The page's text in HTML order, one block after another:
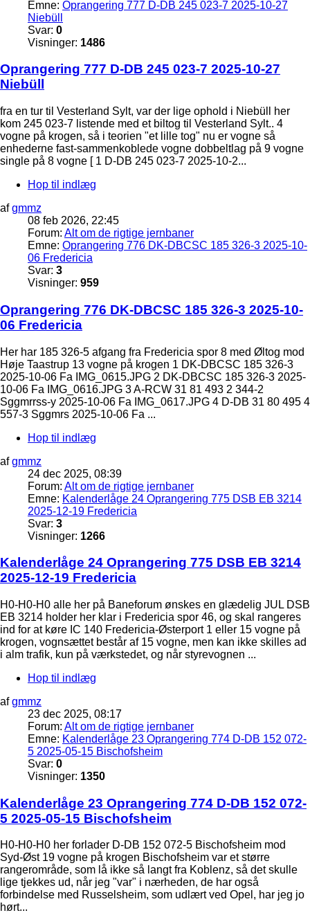
Emne: Oprangering 777 D-DB 245 023-7 2025-10-27
Niebüll
Svar: 0
Visninger: 1486
Oprangering 777 D-DB 245 023-7 2025-10-27
Niebüll
fra en tur til Vesterland Sylt, var der lige ophold i Niebüll her
kom 245 023-7 listende med et biltog til Vesterland Sylt.. 4
vogne på krogen, så i teorien "et lille tog" nu er vogne så
enhederne fast-sammenkoblede vogne dobbeltlag på 9 vogne
single på 8 vogne [ 1 D-DB 245 023-7 2025-10-2...
Hop til indlæg
afgmmz
08 feb 2026, 22:45
Forum: Alt om de rigtige jernbaner
Emne: Oprangering 776 DK-DBCSC 185 326-3 2025-10-
06 Fredericia
Svar: 3
Visninger: 959
Oprangering 776 DK-DBCSC 185 326-3 2025-10-
06 Fredericia
Her har 185 326-5 afgang fra Fredericia spor 8 med Øltog mod
Høje Taastrup 13 vogne på krogen 1 DK-DBCSC 185 326-3
2025-10-06 Fa IMG_0615.JPG 2 DK-DBCSC 185 326-3 2025-
10-06 Fa IMG_0616.JPG 3 A-RCW 31 81 493 2 344-2
Sggmrrss-y 2025-10-06 Fa IMG_0617.JPG 4 D-DB 31 80 495 4
557-3 Sggmrs 2025-10-06 Fa ...
Hop til indlæg
afgmmz
24 dec 2025, 08:39
Forum: Alt om de rigtige jernbaner
Emne: Kalenderlåge 24 Oprangering 775 DSB EB 3214
2025-12-19 Fredericia
Svar: 3
Visninger: 1266
Kalenderlåge 24 Oprangering 775 DSB EB 3214
2025-12-19 Fredericia
H0-H0-H0 alle her på Baneforum ønskes en glædelig JUL DSB
EB 3214 holder her klar i Fredericia spor 46, og skal rangeres
ind for at køre IC 140 Fredericia-Østerport 1 eller 15 vogne på
krogen, vognsættet består af 15 vogne, men kan ikke skilles ad
i alm trafik, kun på værkstedet, og når styrevognen ...
Hop til indlæg
afgmmz
23 dec 2025, 08:17
Forum: Alt om de rigtige jernbaner
Emne: Kalenderlåge 23 Oprangering 774 D-DB 152 072-
5 2025-05-15 Bischofsheim
Svar: 0
Visninger: 1350
Kalenderlåge 23 Oprangering 774 D-DB 152 072-
5 2025-05-15 Bischofsheim
H0-H0-H0 her forlader D-DB 152 072-5 Bischofsheim mod
Syd-Øst 19 vogne på krogen Bischofsheim var et større
rangerområde, som lå ikke så langt fra Koblenz, så det skulle
lige tjekkes ud, når jeg "var" i nærheden, de har også
forbindelse med Russelsheim, som udlært ved Opel, har jeg jo
hørt...